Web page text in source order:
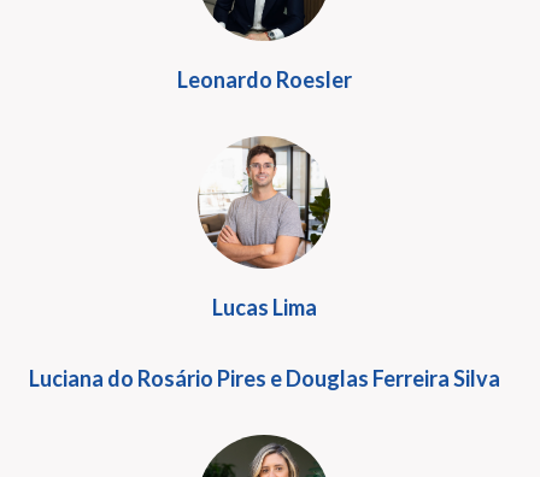
Leonardo Roesler
Lucas Lima
Luciana do Rosário Pires e Douglas Ferreira Silva